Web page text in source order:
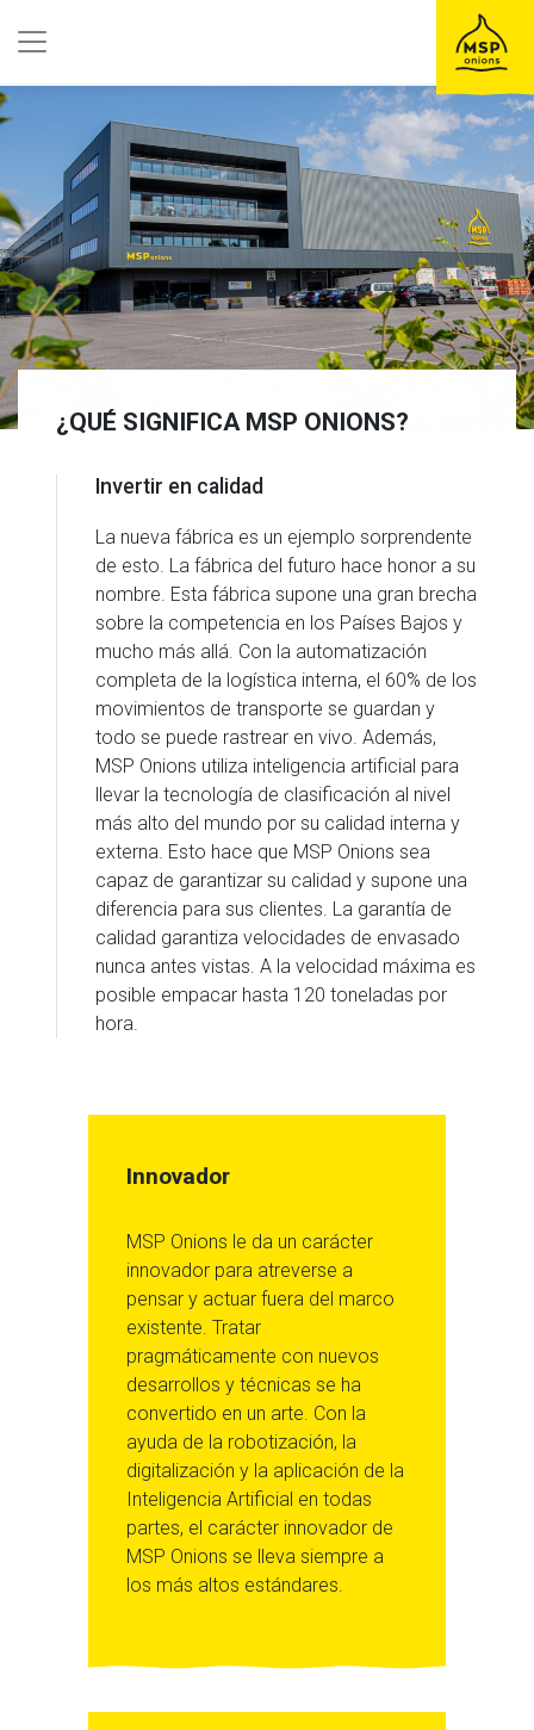
¿QUÉ SIGNIFICA MSP ONIONS?
Invertir en calidad
La nueva fábrica es un ejemplo sorprendente
de esto. La fábrica del futuro hace honor a su
nombre. Esta fábrica supone una gran brecha
sobre la competencia en los Países Bajos y
mucho más allá. Con la automatización
completa de la logística interna, el 60% de los
movimientos de transporte se guardan y
todo se puede rastrear en vivo. Además,
MSP Onions utiliza inteligencia artificial para
llevar la tecnología de clasificación al nivel
más alto del mundo por su calidad interna y
externa. Esto hace que MSP Onions sea
capaz de garantizar su calidad y supone una
diferencia para sus clientes. La garantía de
calidad garantiza velocidades de envasado
nunca antes vistas. A la velocidad máxima es
posible empacar hasta 120 toneladas por
hora.
Innovador
MSP Onions le da un carácter
innovador para atreverse a
pensar y actuar fuera del marco
existente. Tratar
pragmáticamente con nuevos
desarrollos y técnicas se ha
convertido en un arte. Con la
ayuda de la robotización, la
digitalización y la aplicación de la
Inteligencia Artificial en todas
partes, el carácter innovador de
MSP Onions se lleva siempre a
los más altos estándares.